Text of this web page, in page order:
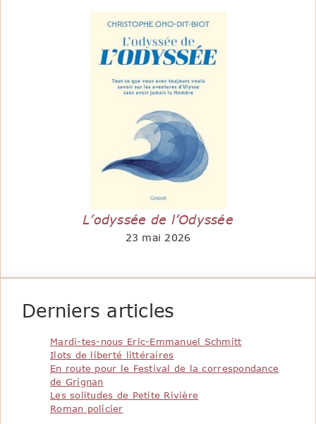
L’odyssée de l’Odyssée
23 mai 2026
Derniers articles
Mardi-tes-nous Eric-Emmanuel Schmitt
Ilots de liberté littéraires
En route pour le Festival de la correspondance
de Grignan
Les solitudes de Petite Rivière
Roman policier